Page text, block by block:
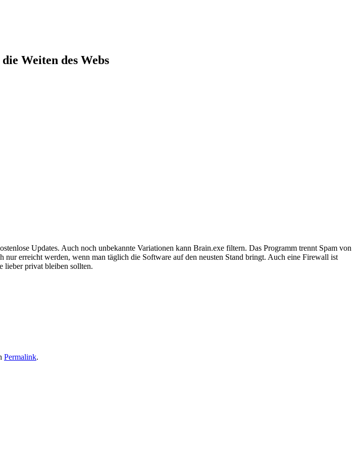
Weiten des Webs
Updates. Auch noch unbekannte Variationen kann Brain.exe filtern. Das Programm trennt Spam von
erreicht werden, wenn man täglich die Software auf den neusten Stand bringt. Auch eine Firewall ist
lieber privat bleiben sollten.
Permalink.